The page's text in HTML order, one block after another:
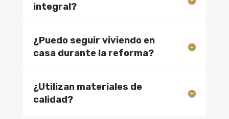
integral?
¿Puedo seguir viviendo en
casa durante la reforma?
¿Utilizan materiales de
calidad?